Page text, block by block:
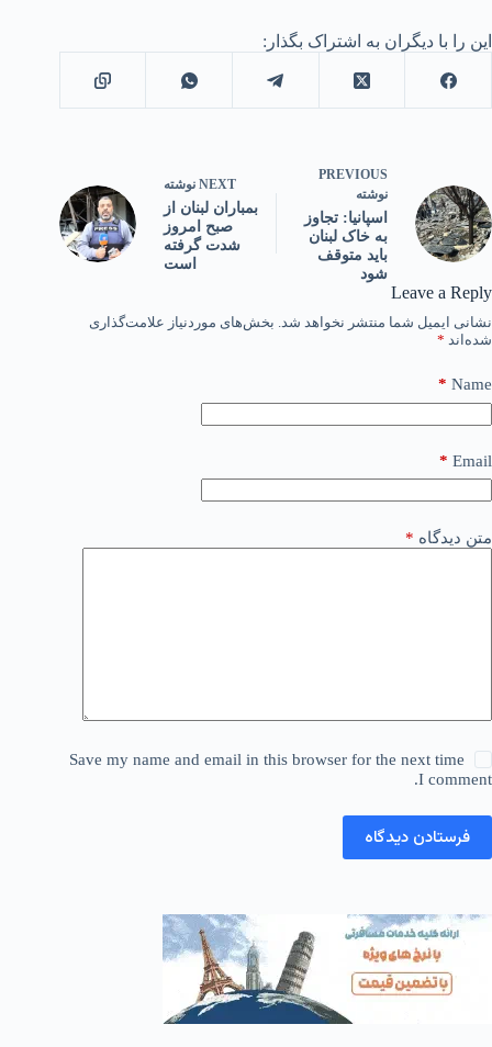
این را با دیگران به اشتراک بگذار:
PREVIOUS
نوشته
اسپانیا: تجاوز
به خاک لبنان
باید متوقف
شود
NEXT نوشته
بمباران لبنان از
صبح امروز
شدت گرفته
است
Leave a Reply
نشانی ایمیل شما منتشر نخواهد شد. بخش‌های موردنیاز علامت‌گذاری
شده‌اند *
Name
*
Email
*
متن دیدگاه *
Save my name and email in this browser for the next time
I comment.
فرستادن دیدگاه